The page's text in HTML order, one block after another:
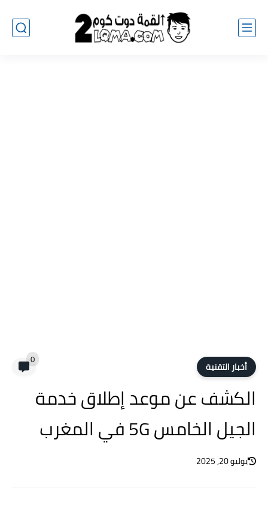
أخبار التقنية 0
الكشف عن موعد إطلاق خدمة
الجيل الخامس 5G في المغرب
يوليو 20, 2025